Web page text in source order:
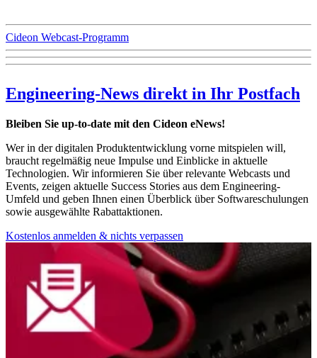
Cideon Webcast-Programm
Engineering-News direkt in Ihr Postfach
Bleiben Sie up-to-date mit den Cideon eNews!
Wer in der digitalen Produktentwicklung vorne mitspielen will,
braucht regelmäßig neue Impulse und Einblicke in aktuelle
Technologien. Wir informieren Sie über relevante Webcasts und
Events, zeigen aktuelle Success Stories aus dem Engineering-
Umfeld und geben Ihnen einen Überblick über Softwareschulungen
sowie ausgewählte Rabattaktionen.
Kostenlos anmelden & nichts verpassen